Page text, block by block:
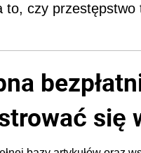
to, czy
się